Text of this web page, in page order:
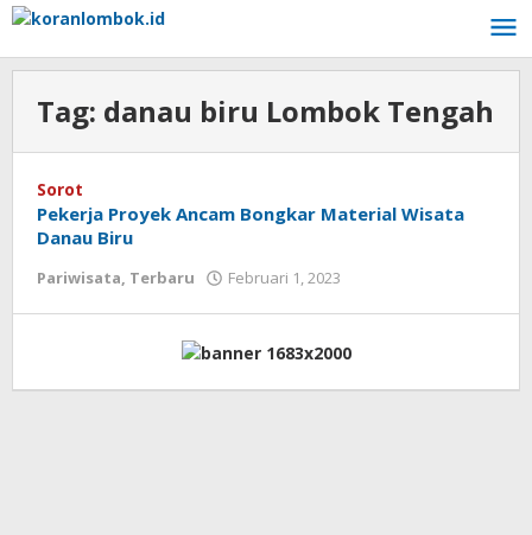
Lewati
konten
Tag: danau biru Lombok Tengah
Sorot
Pekerja Proyek Ancam Bongkar Material Wisata
Danau Biru
Pariwisata, Terbaru Februari 1, 2023